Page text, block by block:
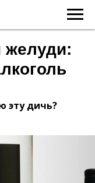
желуди:
эту дичь?